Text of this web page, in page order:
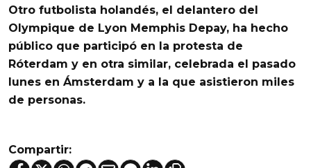
Otro futbolista holandés, el delantero del
Olympique de Lyon Memphis Depay, ha hecho
público que participó en
la protesta de
Róterdam y en otra similar, celebrada el pasado
lunes en Ámsterdam y a la que asistieron miles
de personas.
Compartir: